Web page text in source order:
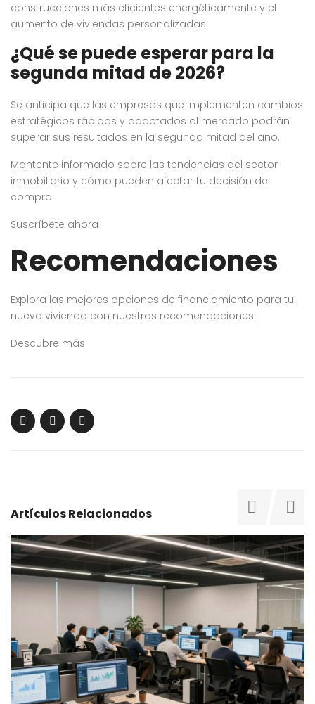
construcciones más eficientes energéticamente y el
aumento de viviendas personalizadas.
¿Qué se puede esperar para la
segunda mitad de 2026?
Se anticipa que las empresas que implementen cambios
estratégicos rápidos y adaptados al mercado podrán
superar sus resultados en la segunda mitad del año.
Mantente informado sobre las tendencias del sector
inmobiliario y cómo pueden afectar tu decisión de
compra.
Suscríbete ahora
Recomendaciones
Explora las mejores opciones de financiamiento para tu
nueva vivienda con nuestras recomendaciones.
Descubre más
Artículos Relacionados